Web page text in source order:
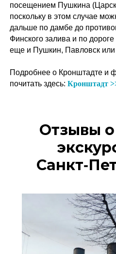
посещением Пушкина
поскольку в этом случае
дальше по дамбе до
Финского залива и по
еще и Пушкин, Павловск или
Подробнее о Кронштадте и
почитать здесь: Кронштадт
Отзывы о